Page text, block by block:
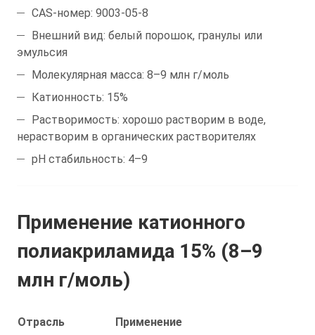
CAS-номер: 9003-05-8
Внешний вид: белый порошок, гранулы или
эмульсия
Молекулярная масса: 8–9 млн г/моль
Катионность: 15%
Растворимость: хорошо растворим в воде,
нерастворим в органических растворителях
pH стабильность: 4–9
Применение катионного
полиакриламида 15% (8–9
млн г/моль)
Отрасль Применение